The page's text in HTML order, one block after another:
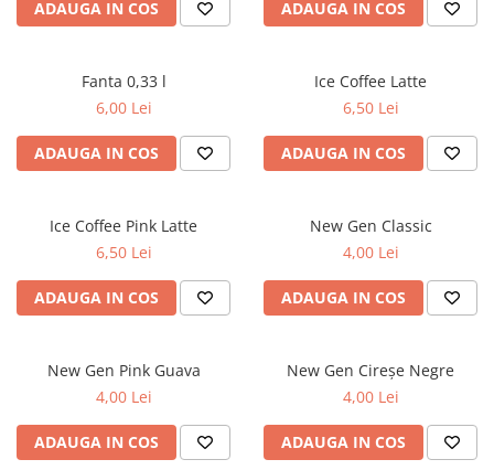
ADAUGA IN COS ADAUGA IN COS
Fanta 0,33 l
6,00 Lei
ADAUGA IN COS
Ice Coffee Latte
6,50 Lei
ADAUGA IN COS
Ice Coffee Pink Latte
6,50 Lei
ADAUGA IN COS
New Gen Classic
4,00 Lei
ADAUGA IN COS
New Gen Pink Guava
4,00 Lei
ADAUGA IN COS
New Gen Cireșe Negre
4,00 Lei
ADAUGA IN COS